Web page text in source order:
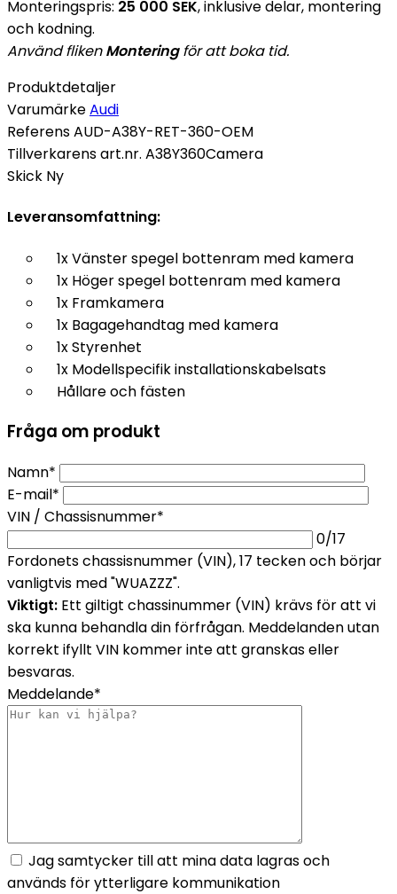
Monteringspris: 25 000 SEK, inklusive delar, montering
och kodning.
Använd flikenMonteringför att boka tid.
Produktdetaljer
VarumärkeAudi
ReferensAUD-A38Y-RET-360-OEM
Tillverkarens art.nr. A38Y360Camera
Skick Ny
Leveransomfattning:
1x Vänster spegel bottenram med kamera
1x Höger spegel bottenram med kamera
1x Framkamera
1x Bagagehandtag med kamera
1x Styrenhet
1x Modellspecifik installationskabelsats
Hållare och fästen
Fråga om produkt
Namn*
E-mail*
VIN / Chassisnummer*
0/17
Fordonets chassisnummer (VIN), 17 tecken och börjar
vanligtvis med "WUAZZZ".
Viktigt: Ett giltigt chassinummer (VIN) krävs för att vi
ska kunna behandla din förfrågan. Meddelanden utan
korrekt ifyllt VIN kommer inte att granskas eller
besvaras.
Meddelande*
Jag samtycker till att mina data lagras och
används för ytterligare kommunikation